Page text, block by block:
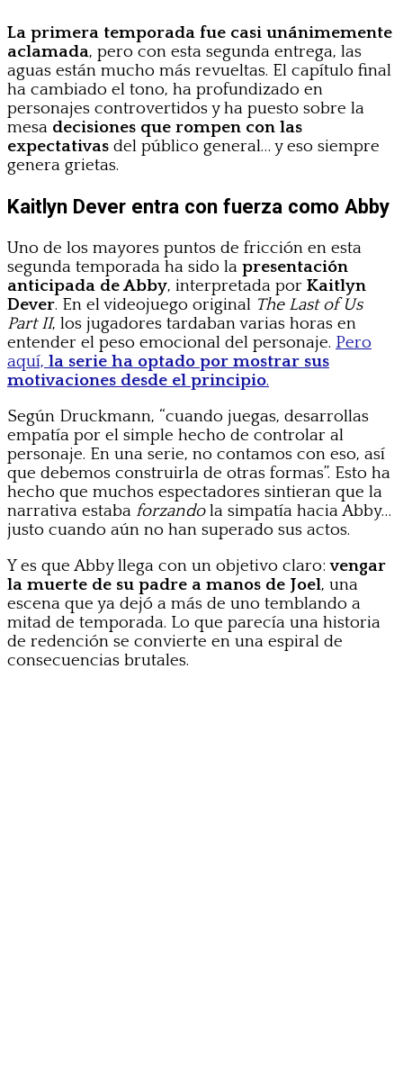
La primera temporada fue casi unánimemente
aclamada, pero con esta segunda entrega, las
aguas están mucho más revueltas. El capítulo final
ha cambiado el tono, ha profundizado en
personajes controvertidos y ha puesto sobre la
mesa decisiones que rompen con las
expectativas del público general… y eso siempre
genera grietas.
Kaitlyn Dever entra con fuerza como Abby
Uno de los mayores puntos de fricción en esta
segunda temporada ha sido la presentación
anticipada de Abby, interpretada por Kaitlyn
Dever. En el videojuego original The Last of Us
Part II, los jugadores tardaban varias horas en
entender el peso emocional del personaje. Pero
aquí, la serie ha optado por mostrar sus
motivaciones desde el principio.
Según Druckmann, “cuando juegas, desarrollas
empatía por el simple hecho de controlar al
personaje. En una serie, no contamos con eso, así
que debemos construirla de otras formas”. Esto ha
hecho que muchos espectadores sintieran que la
narrativa estaba forzandola simpatía hacia Abby…
justo cuando aún no han superado sus actos.
Y es que Abby llega con un objetivo claro:vengar
la muerte de su padre a manos de Joel, una
escena que ya dejó a más de uno temblando a
mitad de temporada. Lo que parecía una historia
de redención se convierte en una espiral de
consecuencias brutales.